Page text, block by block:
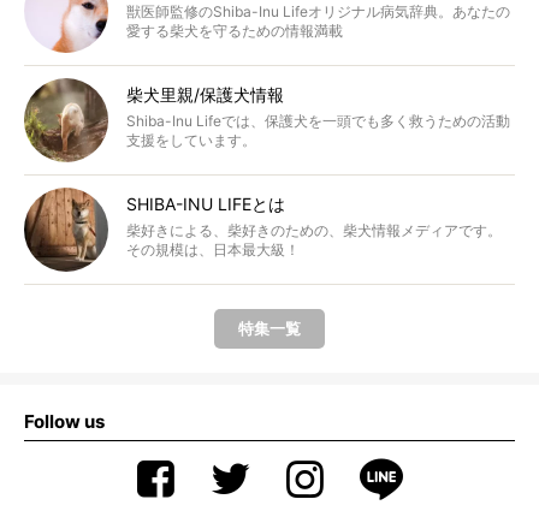
獣医師監修のShiba-Inu Lifeオリジナル病気辞典。あなたの
愛する柴犬を守るための情報満載
柴犬里親/保護犬情報
Shiba-Inu Lifeでは、保護犬を一頭でも多く救うための活動
支援をしています。
SHIBA-INU LIFEとは
柴好きによる、柴好きのための、柴犬情報メディアです。
その規模は、日本最大級！
特集一覧
Follow us